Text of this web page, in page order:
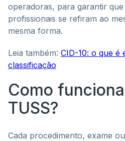
operadoras, para garantir
profissionais se refiram ao
mesma forma.
Leia também: CID-10: o que é
classificação
Como
TUSS?
Cada procedimento, exame